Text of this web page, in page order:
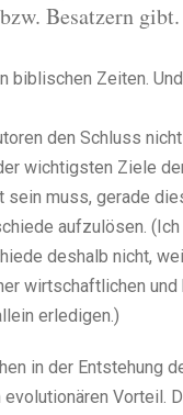
Besatzern gibt.
biblischen Zeiten.
den Schluss
wichtigsten Ziele
sein muss, gerade
aufzulösen. (Ich
deshalb nicht,
wirtschaftlichen und
erledigen.)
in der Entstehung
evolutionären Vorteil.